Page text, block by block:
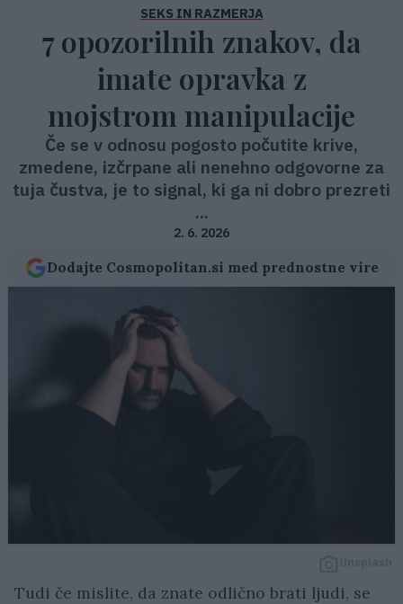
SEKS IN RAZMERJA
7 opozorilnih znakov, da
imate opravka z
mojstrom manipulacije
Če se v odnosu pogosto počutite krive,
zmedene, izčrpane ali nenehno odgovorne za
tuja čustva, je to signal, ki ga ni dobro prezreti
...
2. 6. 2026
Dodajte Cosmopolitan.si med prednostne vire
Tudi če mislite, da znate odlično brati ljudi, se